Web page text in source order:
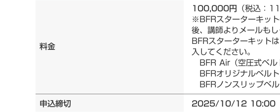
料金
100,000円 （税込：
※BFRスターターキッ
後、講師よりメールも
BFRスターターキット
入してください。
BFR Air（空圧式ベ
BFRオリジナルベル
BFRノンスリップベ
申込締切
2025/10/12 10:00